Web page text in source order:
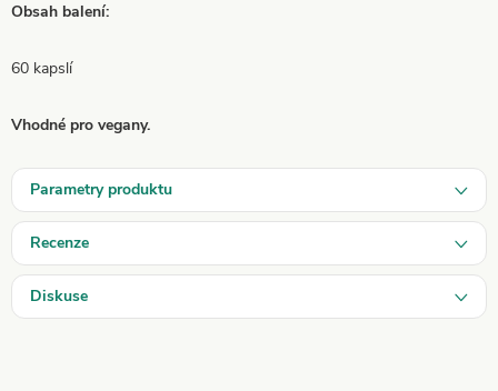
Obsah balení:
60 kapslí
Vhodné pro vegany.
Parametry produktu
Recenze
Diskuse